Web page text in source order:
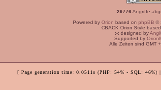
29776 Angriffe
Powered by Orion based on phpBB ©
CBACK Orion Style
:-: designed by
Supported by
Alle Zeiten sind GMT
[ Page generation time: 0.0511s (PHP: 54% - SQL: